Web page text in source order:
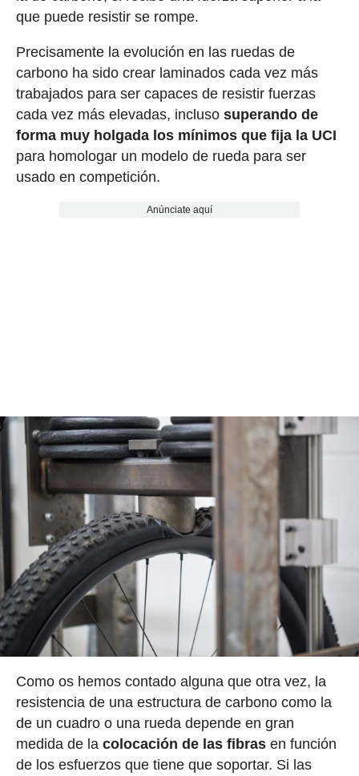
que puede resistir se rompe.
Precisamente la evolución en las ruedas de
carbono ha sido crear laminados cada vez más
trabajados para ser capaces de resistir fuerzas
cada vez más elevadas, incluso superando de
forma muy holgada los mínimos que fija la UCI
para homologar un modelo de rueda para ser
usado en competición.
Anúnciate aquí
Como os hemos contado alguna que otra vez, la
resistencia de una estructura de carbono como la
de un cuadro o una rueda depende en gran
medida de la colocación de las fibrasen función
de los esfuerzos que tiene que soportar. Si las